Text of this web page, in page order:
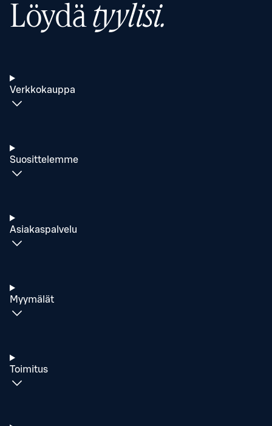
Löydätyylisi.
Verkkokauppa
Suosittelemme
Asiakaspalvelu
Myymälät
Toimitus